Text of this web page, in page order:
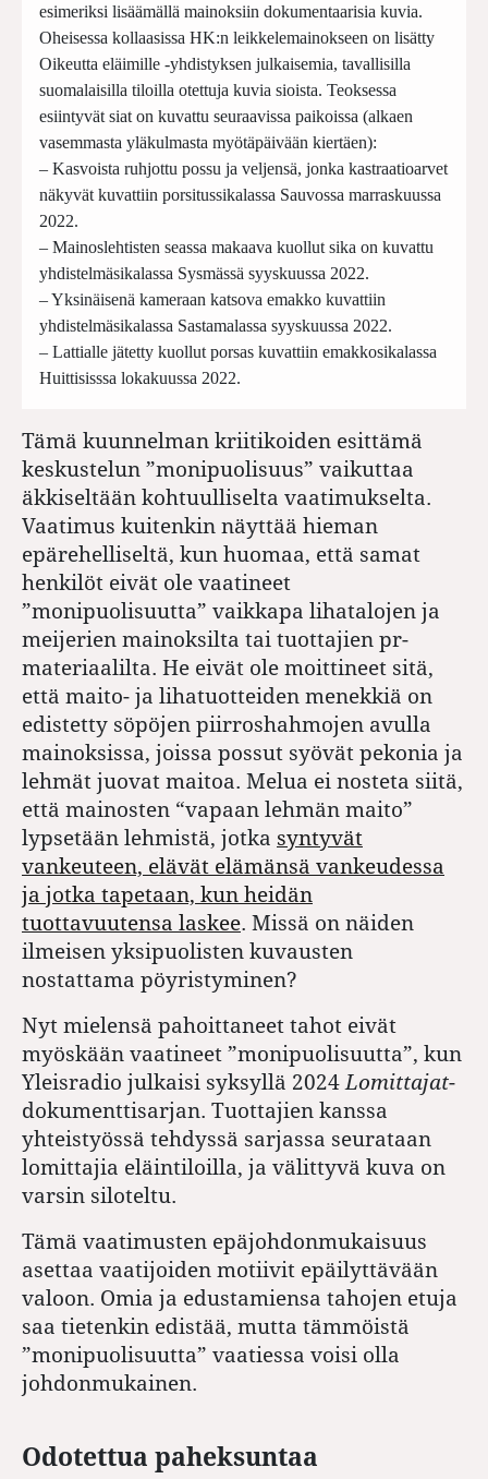
esimeriksi lisäämällä mainoksiin dokumentaarisia kuvia.
Oheisessa kollaasissa HK:n leikkelemainokseen on lisätty
Oikeutta eläimille -yhdistyksen julkaisemia, tavallisilla
suomalaisilla tiloilla otettuja kuvia sioista. Teoksessa
esiintyvät siat on kuvattu seuraavissa paikoissa (alkaen
vasemmasta yläkulmasta myötäpäivään kiertäen):
– Kasvoista ruhjottu possu ja veljensä, jonka kastraatioarvet
näkyvät kuvattiin porsitussikalassa Sauvossa marraskuussa
2022.
– Mainoslehtisten seassa makaava kuollut sika on kuvattu
yhdistelmäsikalassa Sysmässä syyskuussa 2022.
– Yksinäisenä kameraan katsova emakko kuvattiin
yhdistelmäsikalassa Sastamalassa syyskuussa 2022.
– Lattialle jätetty kuollut porsas kuvattiin emakkosikalassa
Huittisisssa lokakuussa 2022.
Tämä kuunnelman kriitikoiden esittämä
keskustelun ”monipuolisuus” vaikuttaa
äkkiseltään kohtuulliselta vaatimukselta.
Vaatimus kuitenkin näyttää hieman
epärehelliseltä, kun huomaa, että samat
henkilöt eivät ole vaatineet
”monipuolisuutta” vaikkapa lihatalojen ja
meijerien mainoksilta tai tuottajien pr-
materiaalilta. He eivät ole moittineet sitä,
että maito- ja lihatuotteiden menekkiä on
edistetty söpöjen piirroshahmojen avulla
mainoksissa, joissa possut syövät pekonia ja
lehmät juovat maitoa. Melua ei nosteta siitä,
että mainosten “vapaan lehmän maito”
lypsetään lehmistä, jotka syntyvät
vankeuteen, elävät elämänsä vankeudessa
ja jotka tapetaan, kun heidän
tuottavuutensa laskee. Missä on näiden
ilmeisen yksipuolisten kuvausten
nostattama pöyristyminen?
Nyt mielensä pahoittaneet tahot eivät
myöskään vaatineet ”monipuolisuutta”, kun
Yleisradio julkaisi syksyllä 2024Lomittajat-
dokumenttisarjan. Tuottajien kanssa
yhteistyössä tehdyssä sarjassa seurataan
lomittajia eläintiloilla, ja välittyvä kuva on
varsin siloteltu.
Tämä vaatimusten epäjohdonmukaisuus
asettaa vaatijoiden motiivit epäilyttävään
valoon. Omia ja edustamiensa tahojen etuja
saa tietenkin edistää, mutta tämmöistä
”monipuolisuutta” vaatiessa voisi olla
johdonmukainen.
Odotettua paheksuntaa